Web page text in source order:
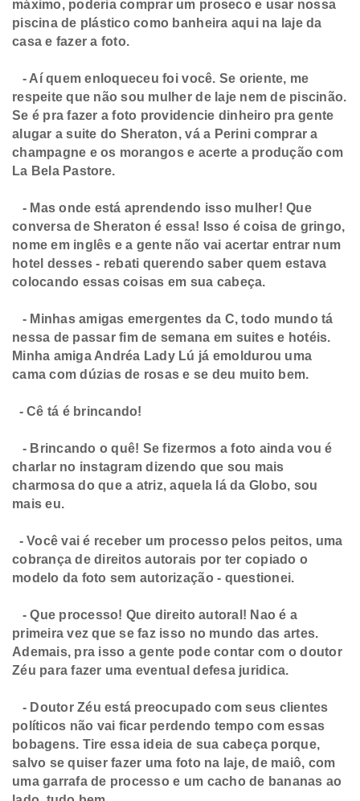
máximo, poderia comprar um proseco e usar nossa
piscina de plástico como banheira aqui na laje da
casa e fazer a foto.
- Aí quem enloqueceu foi você. Se oriente, me
respeite que não sou mulher de laje nem de piscinão.
Se é pra fazer a foto providencie dinheiro pra gente
alugar a suite do Sheraton, vá a Perini comprar a
champagne e os morangos e acerte a produção com
La Bela Pastore.
- Mas onde está aprendendo isso mulher! Que
conversa de Sheraton é essa! Isso é coisa de gringo,
nome em inglês e a gente não vai acertar entrar num
hotel desses - rebati querendo saber quem estava
colocando essas coisas em sua cabeça.
- Minhas amigas emergentes da C, todo mundo tá
nessa de passar fim de semana em suites e hotéis.
Minha amiga Andréa Lady Lú já emoldurou uma
cama com dúzias de rosas e se deu muito bem.
- Cê tá é brincando!
- Brincando o quê! Se fizermos a foto ainda vou é
charlar no instagram dizendo que sou mais
charmosa do que a atriz, aquela lá da Globo, sou
mais eu.
- Você vai é receber um processo pelos peitos, uma
cobrança de direitos autorais por ter copiado o
modelo da foto sem autorização - questionei.
- Que processo! Que direito autoral! Nao é a
primeira vez que se faz isso no mundo das artes.
Ademais, pra isso a gente pode contar com o doutor
Zéu para fazer uma eventual defesa juridica.
- Doutor Zéu está preocupado com seus clientes
políticos não vai ficar perdendo tempo com essas
bobagens. Tire essa ideia de sua cabeça porque,
salvo se quiser fazer uma foto na laje, de maiô, com
uma garrafa de processo e um cacho de bananas ao